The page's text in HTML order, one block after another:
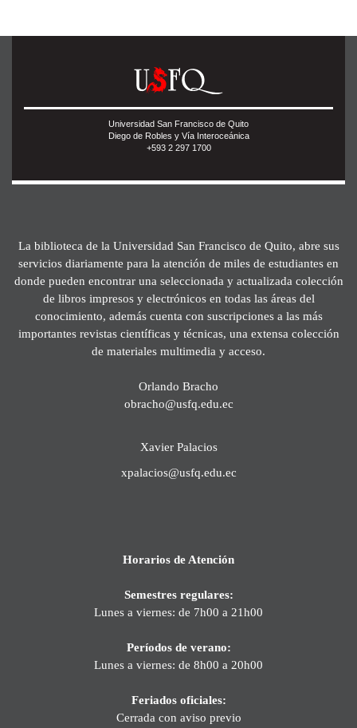
Universidad San Francisco de Quito
Diego de Robles y Vía Interoceánica
+593 2 297 1700
La biblioteca de la Universidad San Francisco de Quito, abre sus
servicios diariamente para la atención de miles de estudiantes en
donde pueden encontrar una seleccionada y actualizada colección
de libros impresos y electrónicos en todas las áreas del
conocimiento, además cuenta con suscripciones a las más
importantes revistas científicas y técnicas, una extensa colección
de materiales multimedia y acceso.
Orlando Bracho
obracho@usfq.edu.ec
Xavier Palacios
xpalacios@usfq.edu.ec
Horarios de Atención
Semestres regulares:
Lunes a viernes: de 7h00 a 21h00
Períodos de verano:
Lunes a viernes: de 8h00 a 20h00
Feriados oficiales:
Cerrada con aviso previo